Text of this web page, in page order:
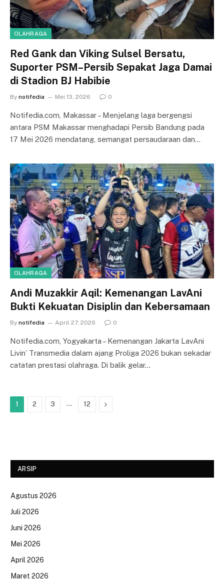
OLAHRAGA
Red Gank dan Viking Sulsel Bersatu,
Suporter PSM–Persib Sepakat Jaga Damai
di Stadion BJ Habibie
By notifedia Mei 13, 2026 0
Notifedia.com, Makassar – Menjelang laga bergengsi
antara PSM Makassar menghadapi Persib Bandung pada
17 Mei 2026 mendatang, semangat persaudaraan dan…
OLAHRAGA
Andi Muzakkir Aqil: Kemenangan LavAni
Bukti Kekuatan Disiplin dan Kebersamaan
By notifedia April 27, 2026 0
Notifedia.com, Yogyakarta – Kemenangan Jakarta LavAni
Livin’ Transmedia dalam ajang Proliga 2026 bukan sekadar
catatan prestasi olahraga. Di balik gelar…
1 2 3 … 12 Next
ARSIP
Agustus 2026
Juli 2026
Juni 2026
Mei 2026
April 2026
Maret 2026